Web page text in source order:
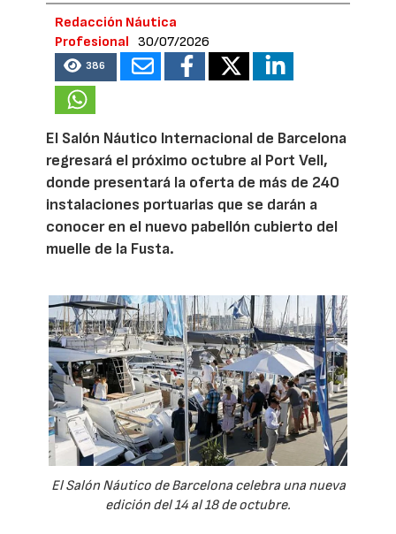
Redacción Náutica
Profesional
30/07/2026
386
El Salón Náutico Internacional de Barcelona
regresará el próximo octubre al Port Vell,
donde presentará la oferta de más de 240
instalaciones portuarias que se darán a
conocer en el nuevo pabellón cubierto del
muelle de la Fusta.
El Salón Náutico de Barcelona celebra una nueva
edición del 14 al 18 de octubre.